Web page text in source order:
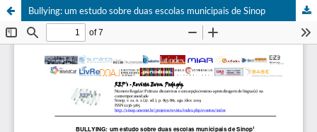
Bullying: um estudo sobre duas escolas municipais de Sinop